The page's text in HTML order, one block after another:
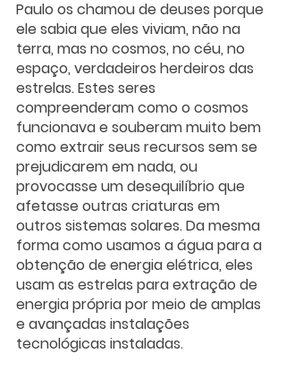
Paulo os chamou de deuses porque
ele sabia que eles viviam, não na
terra, mas no cosmos, no céu, no
espaço, verdadeiros herdeiros das
estrelas. Estes seres
compreenderam como o cosmos
funcionava e souberam muito bem
como extrair seus recursos sem se
prejudicarem em nada, ou
provocasse um desequilíbrio que
afetasse outras criaturas em
outros sistemas solares. Da mesma
forma como usamos a água para a
obtenção de energia elétrica, eles
usam as estrelas para extração de
energia própria por meio de amplas
e avançadas instalações
tecnológicas instaladas.